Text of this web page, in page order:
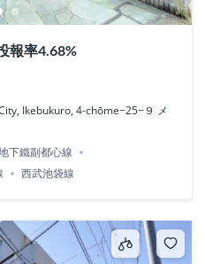
報率4.68%
Ikebukuro, 4-chōme−25−９ メ
下鐵副都心線
西武池袋線